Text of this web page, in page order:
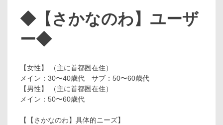
◆【さかなのわ】ユーザ
ー◆
【女性】 （主に首都圏在住）
メイン：30〜40歳代 サブ：50〜60歳代
【男性】 （主に首都圏在住）
メイン：50〜60歳代
【【さかなのわ】具体的ニーズ】